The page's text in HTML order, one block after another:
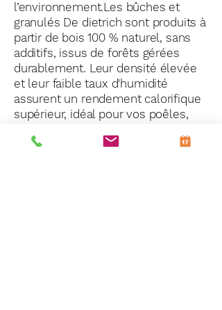
l’environnement.Les bûches et
granulés De dietrich sont produits à
partir de bois 100 % naturel, sans
additifs, issus de forêts gérées
durablement. Leur densité élevée
et leur faible taux d'humidité
assurent un rendement calorifique
supérieur, idéal pour vos poêles,